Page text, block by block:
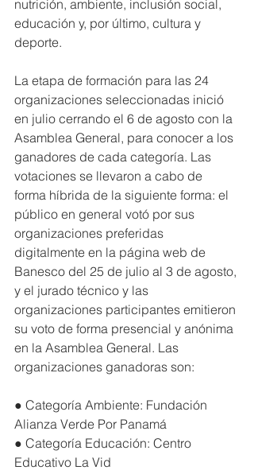
nutrición, ambiente, inclusión social,
educación y, por último, cultura y
deporte.
La etapa de formación para las 24
organizaciones seleccionadas inició
en julio cerrando el 6 de agosto con la
Asamblea General, para conocer a los
ganadores de cada categoría. Las
votaciones se llevaron a cabo de
forma híbrida de la siguiente forma: el
público en general votó por sus
organizaciones preferidas
digitalmente en la página web de
Banesco del 25 de julio al 3 de agosto,
y el jurado técnico y las
organizaciones participantes emitieron
su voto de forma presencial y anónima
en la Asamblea General. Las
organizaciones ganadoras son:
● Categoría Ambiente: Fundación
Alianza Verde Por Panamá
● Categoría Educación: Centro
Educativo La Vid